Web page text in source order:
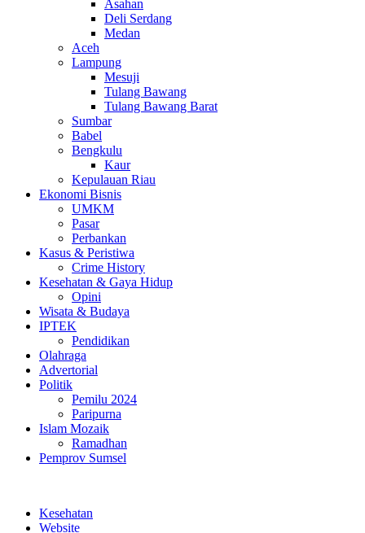
Asahan
Deli Serdang
Medan
Aceh
Lampung
Mesuji
Tulang Bawang
Tulang Bawang Barat
Sumbar
Babel
Bengkulu
Kaur
Kepulauan Riau
Ekonomi Bisnis
UMKM
Pasar
Perbankan
Kasus & Peristiwa
Crime History
Kesehatan & Gaya Hidup
Opini
Wisata & Budaya
IPTEK
Pendidikan
Olahraga
Advertorial
Politik
Pemilu 2024
Paripurna
Islam Mozaik
Ramadhan
Pemprov Sumsel
Kesehatan
Website